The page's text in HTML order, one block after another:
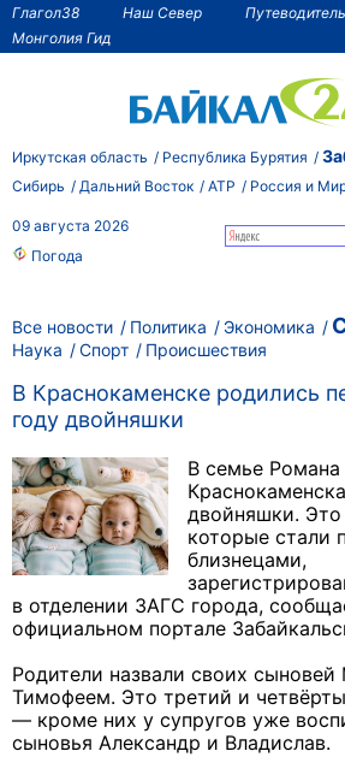
Глагол38 Наш Север
Монголия Гид
Иркутская область Республика Бурятия
Сибирь Дальний Восток АТР Россия и
09 августа 2026
Погода
Все новости Политика Экономика
Наука
Спорт Происшествия
В Краснокаменске родились
году двойняшки
В семье
двойняшки.
которые стали
близнецами,
в отделении ЗАГС города,
официальном портале
Родители назвали своих
Тимофеем. Это третий и
— кроме них у супругов уже
сыновья Александр и Владислав.